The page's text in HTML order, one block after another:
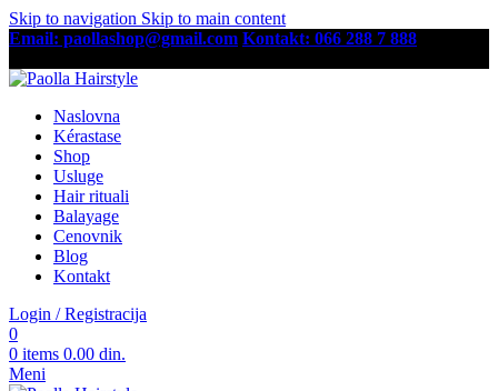
Skip to navigation Skip to main content
Email: paollashop@gmail.com Kontakt: 066 288 7 888
Naslovna
Kérastase
Shop
Usluge
Hair rituali
Balayage
Cenovnik
Blog
Kontakt
Login / Registracija
0
0 items 0.00 din.
Meni